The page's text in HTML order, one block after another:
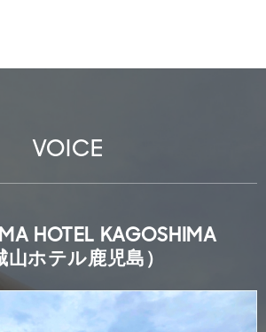
VOICE
HOTEL KAGOSHIMA
山ホテル鹿児島）